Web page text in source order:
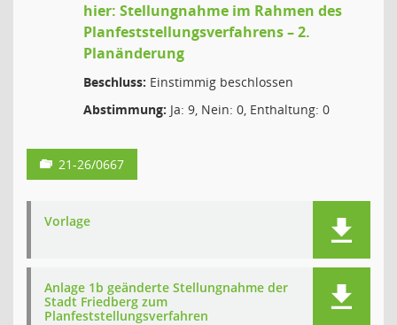
hier: Stellungnahme im Rahmen des
Planfeststellungsverfahrens – 2.
Planänderung
Beschluss: Einstimmig beschlossen
Abstimmung: Ja: 9, Nein: 0, Enthaltung: 0
21-26/0667
Vorlage
Anlage 1b geänderte Stellungnahme der
Stadt Friedberg zum
Planfeststellungsverfahren